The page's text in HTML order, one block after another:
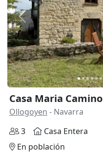
Anterior
Casa Maria Camino
Ollogoyen - Navarra
3
Casa Entera
En población